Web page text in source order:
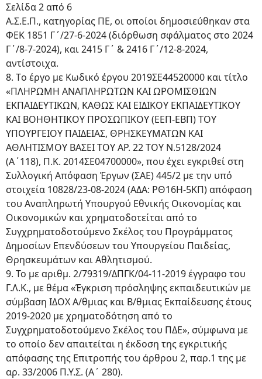
Σελίδα 2 από 6
Α.Σ.Ε.Π., κατηγορίας ΠΕ, οι οποίοι δημοσιεύθηκαν στα
ΦΕΚ 1851 Γ΄/27-6-2024 (διόρθωση σφάλματος στο 2024
Γ΄/8-7-2024), και 2415 Γ΄ & 2416 Γ΄/12-8-2024,
αντίστοιχα.
8. Tο έργο με Κωδικό έργου 2019ΣΕ44520000 και τίτλο
«ΠΛΗΡΩΜΗ ΑΝΑΠΛΗΡΩΤΩΝ ΚΑΙ ΩΡΟΜΙΣΘΙΩΝ
ΕΚΠΑΙΔΕΥΤΙΚΩΝ, ΚΑΘΩΣ ΚΑΙ ΕΙΔΙΚΟΥ ΕΚΠΑΙΔΕΥΤΙΚΟΥ
ΚΑΙ ΒΟΗΘΗΤΙΚΟΥ ΠΡΟΣΩΠΙΚΟΥ (ΕΕΠ-ΕΒΠ) ΤΟΥ
ΥΠΟΥΡΓΕΙΟΥ ΠΑΙΔΕΙΑΣ, ΘΡΗΣΚΕΥΜΑΤΩΝ ΚΑΙ
ΑΘΛΗΤΙΣΜΟΥ ΒΑΣΕΙ ΤΟΥ ΑΡ. 22 ΤΟΥ Ν.5128/2024
(Α΄118), Π.Κ. 2014ΣΕ04700000», που έχει εγκριθεί στη
Συλλογική Απόφαση Έργων (ΣΑΕ) 445/2 με την υπό
στοιχεία 10828/23-08-2024 (ΑΔΑ: ΡΘ16Η-5ΚΠ) απόφαση
του Αναπληρωτή Υπουργού Εθνικής Οικονομίας και
Οικονομικών και χρηματοδοτείται από το
Συγχρηματοδοτούμενο Σκέλος του Προγράμματος
Δημοσίων Επενδύσεων του Υπουργείου Παιδείας,
Θρησκευμάτων και Αθλητισμού.
9. Το με αριθμ. 2/79319/ΔΠΓΚ/04-11-2019 έγγραφο του
Γ.Λ.Κ., με θέμα «Έγκριση πρόσληψης εκπαιδευτικών με
σύμβαση ΙΔΟΧ Α/θμιας και Β/θμιας Εκπαίδευσης έτους
2019-2020 με χρηματοδότηση από το
Συγχρηματοδοτούμενο Σκέλος του ΠΔΕ», σύμφωνα με
το οποίο δεν απαιτείται η έκδοση της εγκριτικής
απόφασης της Επιτροπής του άρθρου 2, παρ.1 της με
αρ. 33/2006 Π.Υ.Σ. (Α΄ 280).